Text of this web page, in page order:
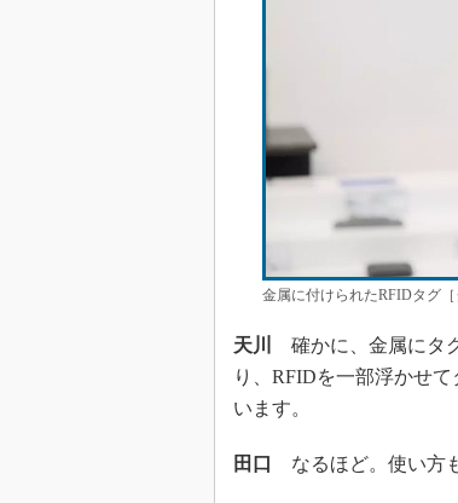
金属に付けられたRFIDタグ
天川
確かに、金属にタ
り、RFIDを一部浮かせ
います。
田口 なるほど。使い方